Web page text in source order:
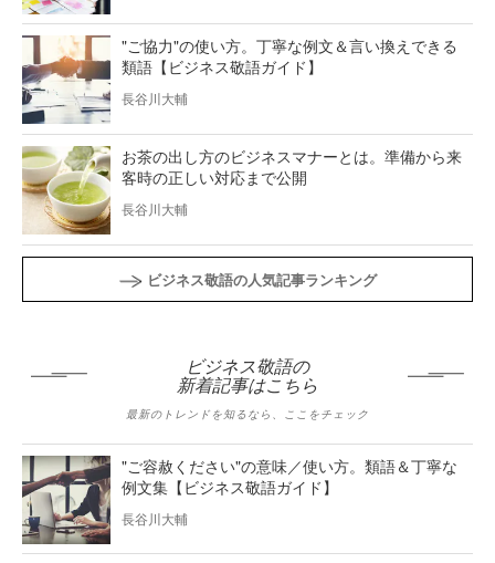
"ご協力"の使い方。丁寧な例文＆言い換えできる
類語【ビジネス敬語ガイド】
長谷川大輔
お茶の出し方のビジネスマナーとは。準備から来
客時の正しい対応まで公開
長谷川大輔
ビジネス敬語の人気記事ランキング
ビジネス敬語の
新着記事はこちら
最新のトレンドを知るなら、ここをチェック
"ご容赦ください"の意味／使い方。類語＆丁寧な
例文集【ビジネス敬語ガイド】
長谷川大輔